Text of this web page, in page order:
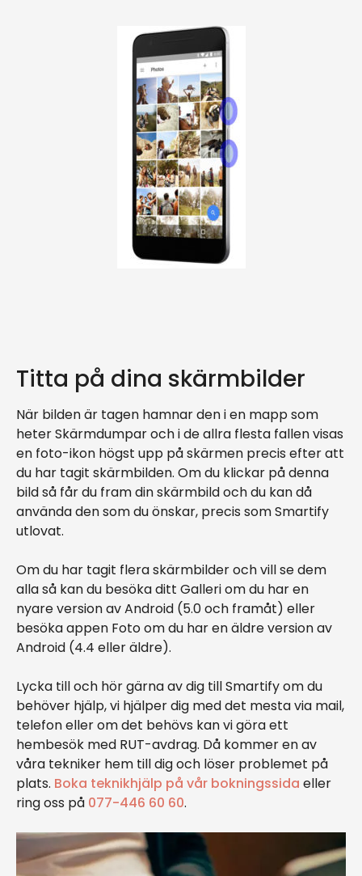
Titta på dina skärmbilder
När bilden är tagen hamnar den i en mapp som
heter Skärmdumpar och i de allra flesta fallen visas
en foto-ikon högst upp på skärmen precis efter att
du har tagit skärmbilden. Om du klickar på denna
bild så får du fram din skärmbild och du kan då
använda den som du önskar, precis som Smartify
utlovat.
Om du har tagit flera skärmbilder och vill se dem
alla så kan du besöka ditt Galleri om du har en
nyare version av Android (5.0 och framåt) eller
besöka appen Foto om du har en äldre version av
Android (4.4 eller äldre).
Lycka till och hör gärna av dig till Smartify om du
behöver hjälp, vi hjälper dig med det mesta via mail,
telefon eller om det behövs kan vi göra ett
hembesök med RUT-avdrag. Då kommer en av
våra tekniker hem till dig och löser problemet på
plats. Boka teknikhjälp på vår bokningssida eller
ring oss på 077-446 60 60.